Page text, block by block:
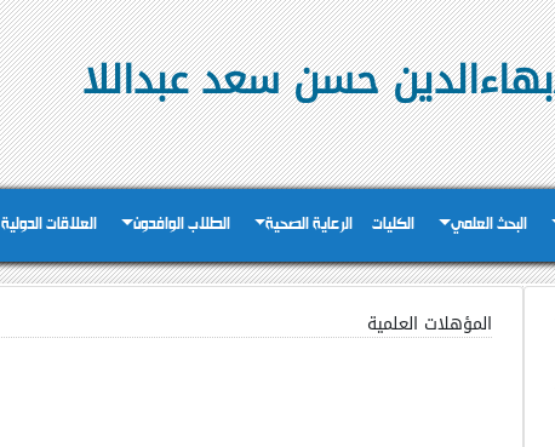
حسن سعد عبداللا
البحث العلمي الكليات الرعاية الصحية الطلاب الوافدون العلاقات الدولية
المؤهلات العلمية